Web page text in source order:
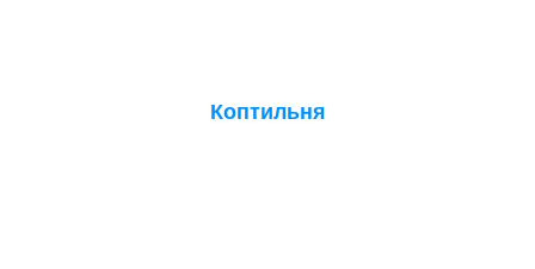
Коптильня